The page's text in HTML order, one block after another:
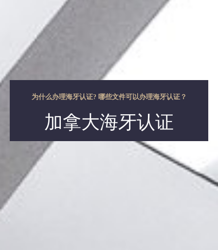
为什么办理海牙认证? 哪些文件可以办理海牙认证？
加拿大海牙认证